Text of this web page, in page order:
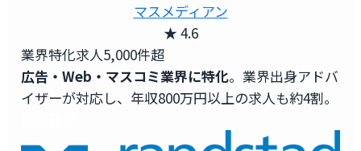
マスメディアン
★ 4.6
業界特化求人5,000件超
広告・Web・マスコミ業界に特化。業界出身アドバ
イザーが対応し、年収800万円以上の求人も約4割。